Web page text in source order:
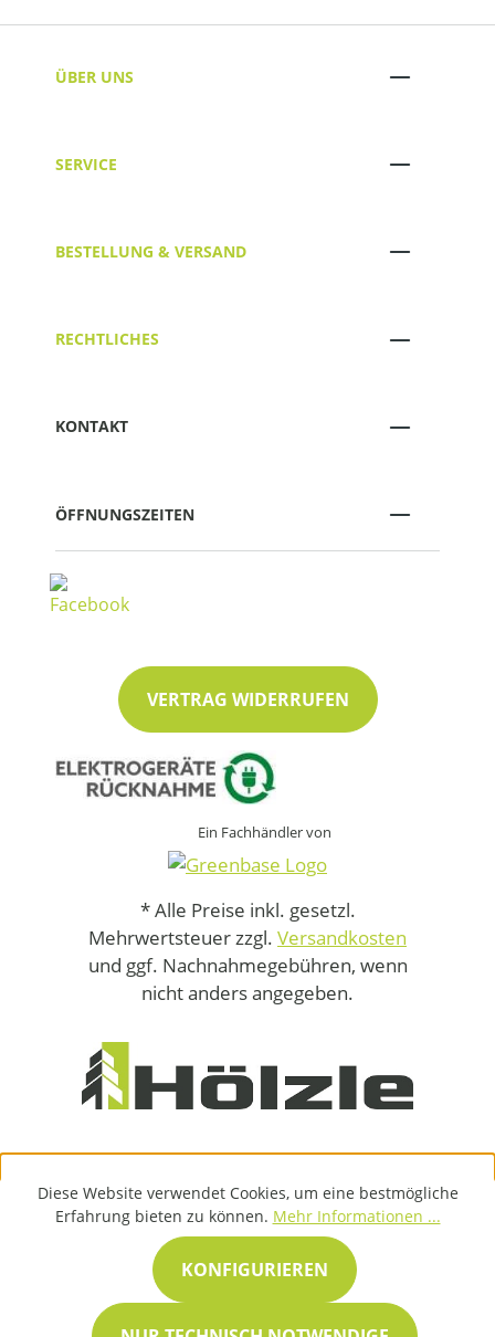
ÜBER UNS
SERVICE
BESTELLUNG & VERSAND
RECHTLICHES
KONTAKT
ÖFFNUNGSZEITEN
VERTRAG WIDERRUFEN
Ein Fachhändler von
* Alle Preise inkl. gesetzl.
Mehrwertsteuer zzgl. Versandkosten
und ggf. Nachnahmegebühren, wenn
nicht anders angegeben.
Diese Website verwendet Cookies, um eine bestmögliche
Erfahrung bieten zu können. Mehr Informationen ...
KONFIGURIEREN